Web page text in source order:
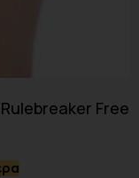
Free